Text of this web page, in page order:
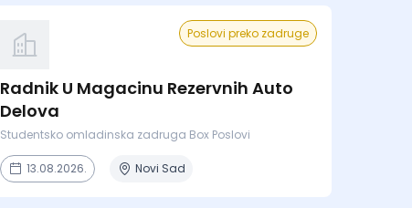
Poslovi preko zadruge
Radnik U Magacinu Rezervnih Auto
Delova
Studentsko omladinska zadruga Box Poslovi
13.08.2026. Novi Sad